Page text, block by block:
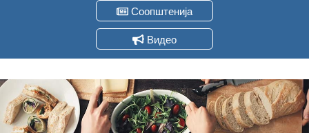
Соопштенија
Видео